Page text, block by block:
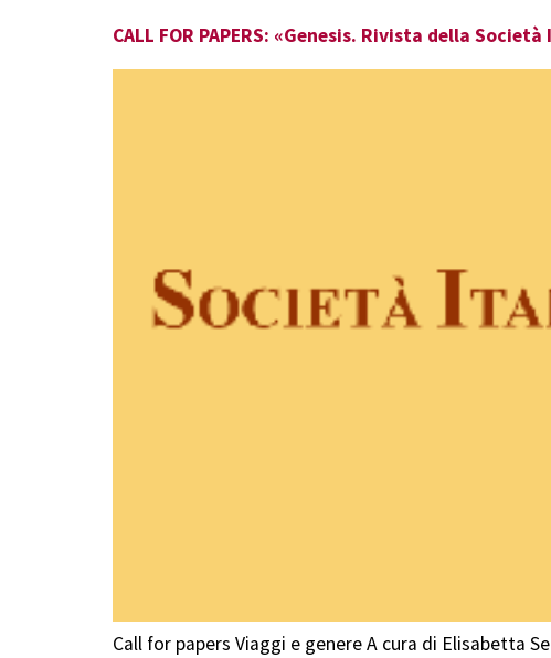
CALL FOR PAPERS: «Genesis. Rivista della
Call for papers Viaggi e genere A cura di Elisabetta